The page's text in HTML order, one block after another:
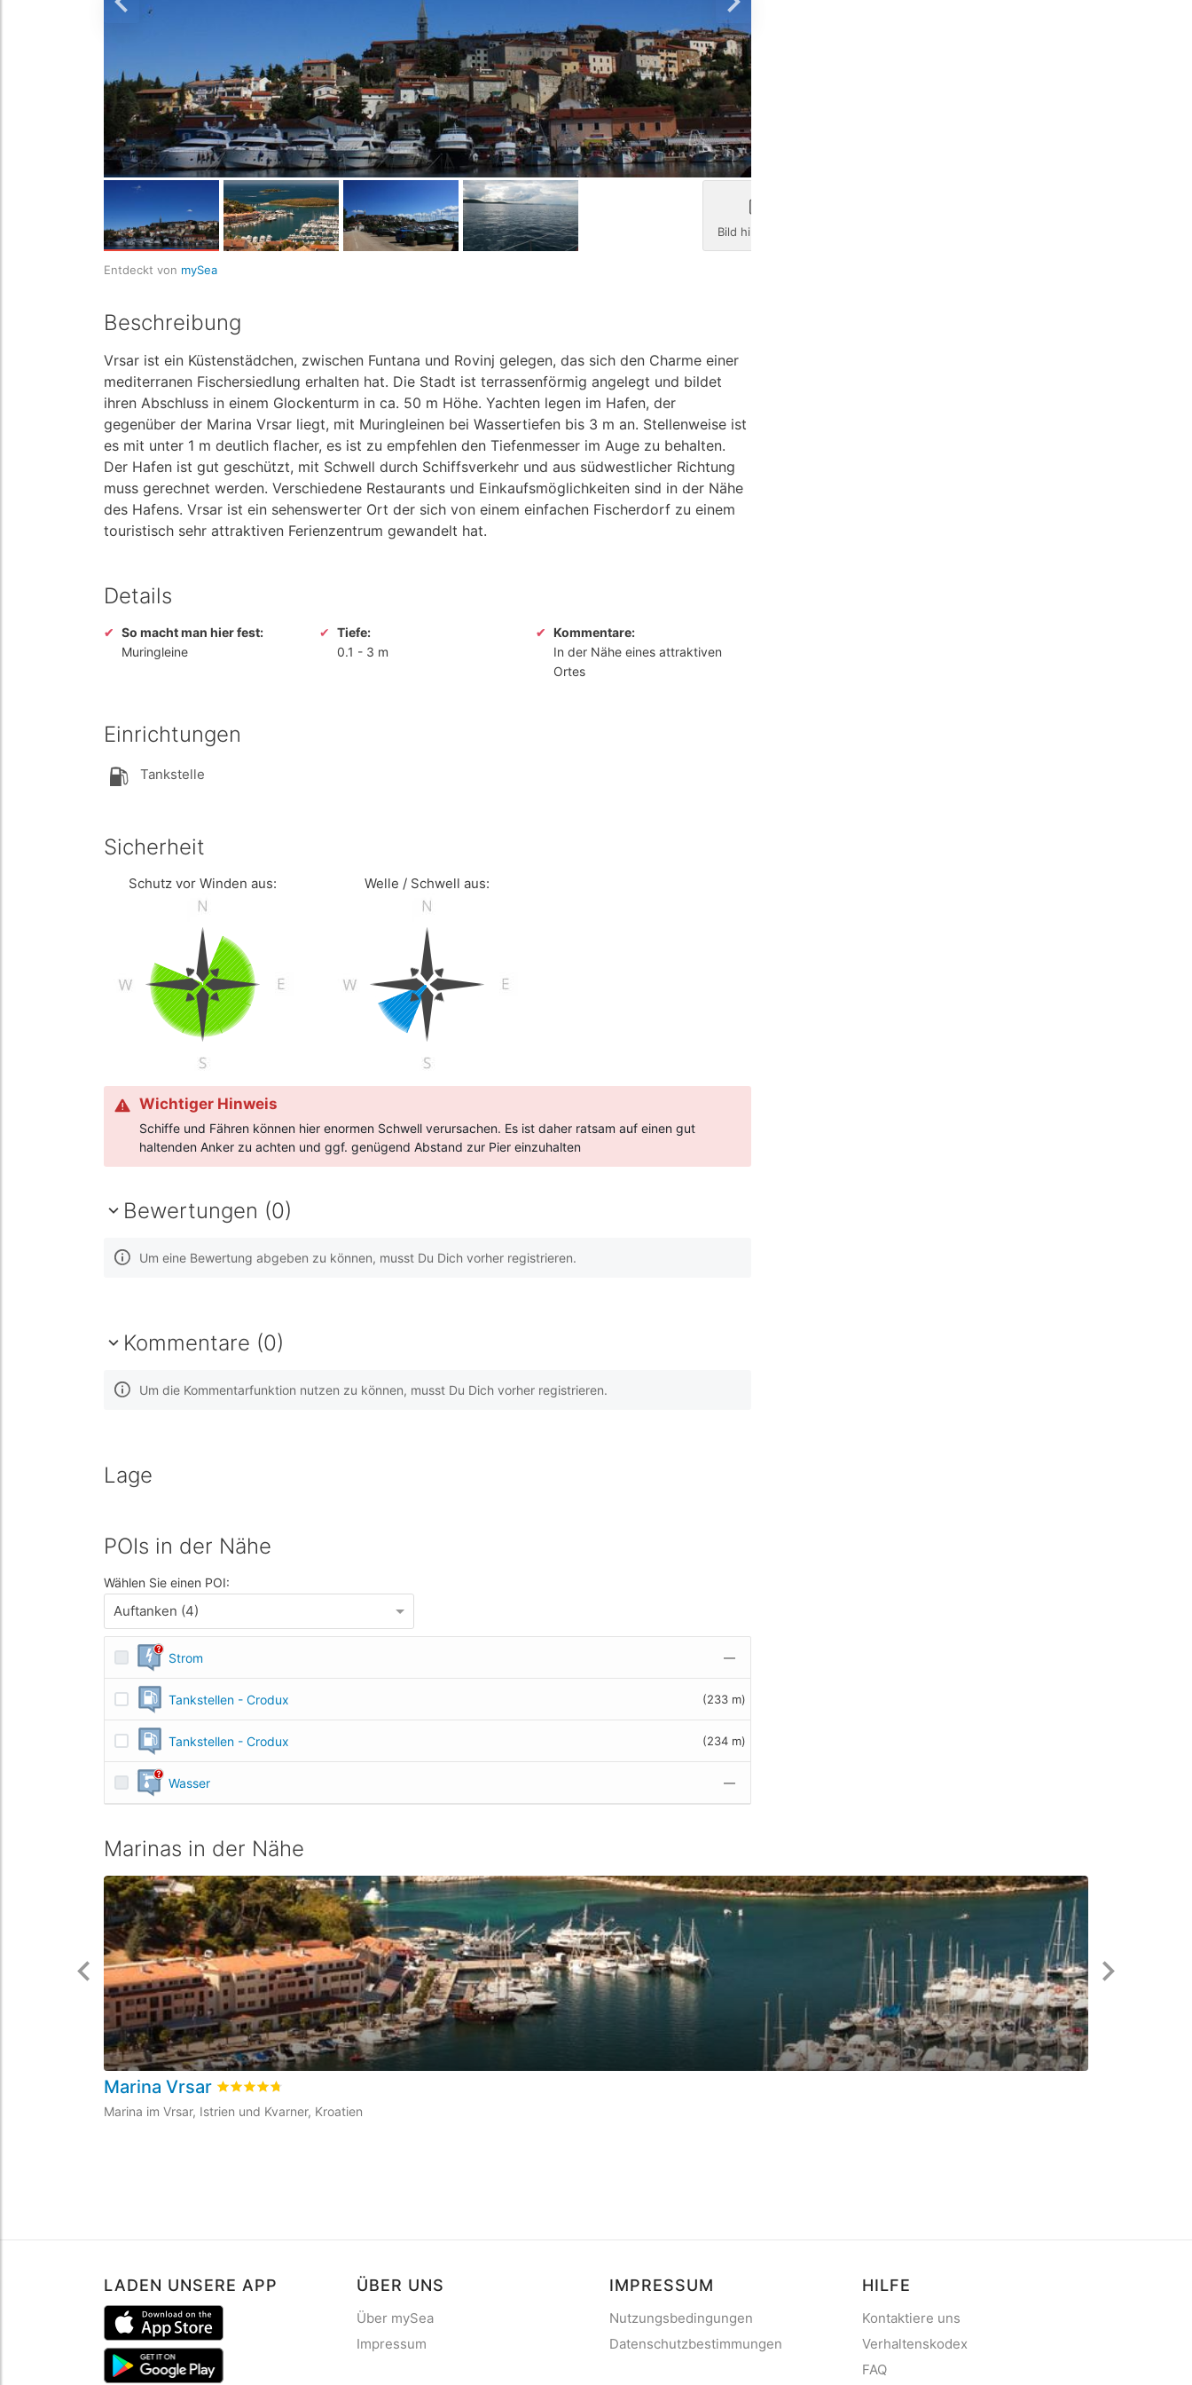
Bild hinzufügen
Entdeckt von mySea
Beschreibung
Vrsar ist ein Küstenstädchen, zwischen Funtana und Rovinj gelegen, das sich den Charme einer
mediterranen Fischersiedlung erhalten hat. Die Stadt ist terrassenförmig angelegt und bildet
ihren Abschluss in einem Glockenturm in ca. 50 m Höhe. Yachten legen im Hafen, der
gegenüber der Marina Vrsar liegt, mit Muringleinen bei Wassertiefen bis 3 m an. Stellenweise ist
es mit unter 1 m deutlich flacher, es ist zu empfehlen den Tiefenmesser im Auge zu behalten.
Der Hafen ist gut geschützt, mit Schwell durch Schiffsverkehr und aus südwestlicher Richtung
muss gerechnet werden. Verschiedene Restaurants und Einkaufsmöglichkeiten sind in der Nähe
des Hafens. Vrsar ist ein sehenswerter Ort der sich von einem einfachen Fischerdorf zu einem
touristisch sehr attraktiven Ferienzentrum gewandelt hat.
Details
So macht man hier fest:
Muringleine
Tiefe:
0.1 - 3 m
Kommentare:
In der Nähe eines attraktiven
Ortes
Einrichtungen
Tankstelle
Sicherheit
Schutz vor Winden aus: Welle / Schwell aus:
Wichtiger Hinweis
Schiffe und Fähren können hier enormen Schwell verursachen. Es ist daher ratsam auf einen gut
haltenden Anker zu achten und ggf. genügend Abstand zur Pier einzuhalten
Bewertungen (0)
Um eine Bewertung abgeben zu können, musst Du Dich vorher registrieren.
Kommentare (0)
Um die Kommentarfunktion nutzen zu können, musst Du Dich vorher registrieren.
Lage
POIs in der Nähe
Wählen Sie einen POI:
Auftanken (4)
Strom —
Tankstellen - Crodux (233 m)
Tankstellen - Crodux (234 m)
Wasser —
Marinas in der Nähe
Marina Vrsar bewertet4.7
Marina im Vrsar, Istrien und Kvarner, Kroatien
LADEN UNSERE APP ÜBER UNS
Über mySea
Impressum
IMPRESSUM
Nutzungsbedingungen
Datenschutzbestimmungen
HILFE
Kontaktiere uns
Verhaltenskodex
FAQ